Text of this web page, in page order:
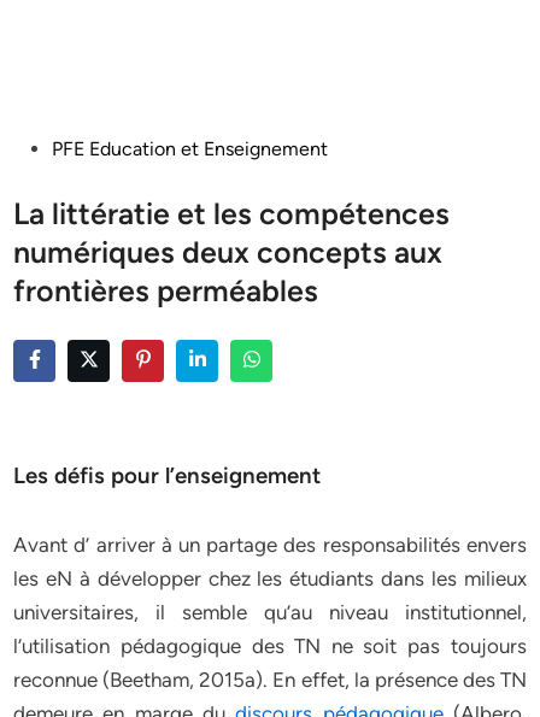
PostedPFE Education et Enseignement
La littératie et les compétences
numériques deux concepts aux
frontières perméables
Les défis pour l’enseignement
Avant d’ arriver à un partage des responsabilités envers
les eN à développer chez les étudiants dans les milieux
universitaires, il semble qu’au niveau institutionnel,
l’utilisation pédagogique des TN ne soit pas toujours
reconnue (Beetham, 2015a). En effet, la présence des TN